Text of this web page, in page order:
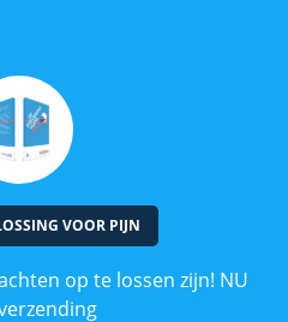
VOOR PIJN
op te lossen zijn! NU